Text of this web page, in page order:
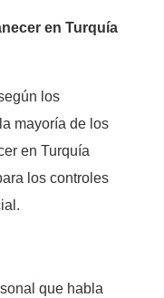
en Turquía
los
mayoría de los
en Turquía
los controles
que habla